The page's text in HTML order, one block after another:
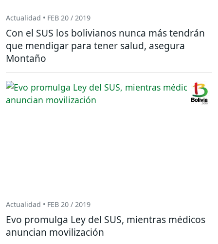
Actualidad • FEB 20 / 2019
Con el SUS los bolivianos nunca más tendrán
que mendigar para tener salud, asegura
Montaño
Actualidad • FEB 20 / 2019
Evo promulga Ley del SUS, mientras médicos
anuncian movilización